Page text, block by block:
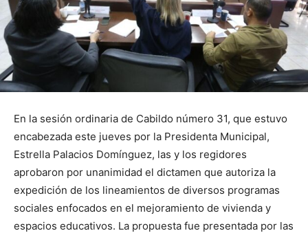
En la sesión ordinaria de Cabildo número 31, que estuvo
encabezada este jueves por la Presidenta Municipal,
Estrella Palacios Domínguez, las y los regidores
aprobaron por unanimidad el dictamen que autoriza la
expedición de los lineamientos de diversos programas
sociales enfocados en el mejoramiento de vivienda y
espacios educativos. La propuesta fue presentada por las